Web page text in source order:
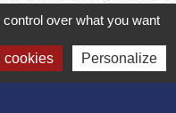
over what you want
cookies Personalize